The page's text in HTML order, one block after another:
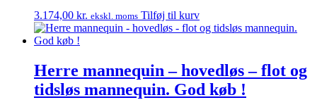
3.174,00 kr. ekskl. moms Tilføj til kurv
Herre mannequin – hovedløs – flot og
tidsløs mannequin. God køb !